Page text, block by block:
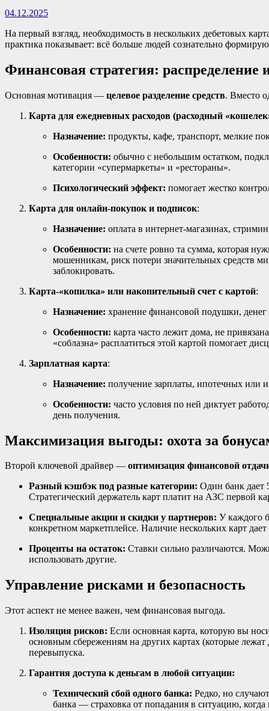
04.12.2025
На первый взгляд, необходимость в нескольких дебетовых
практика показывает: всё больше людей сознательно
Финансовая стратегия: распределение
Основная мотивация — целевое разделение средств. Вместо
Карта для ежедневных расходов (расходный
Назначение: продукты, кафе, транспорт, мелкие
Особенности: обычно с небольшим остатком,
категории «супермаркеты» и «рестораны».
Психологический эффект: помогает жестко
Карта для онлайн-покупок и подписок:
Назначение: оплата в интернет-магазинах,
Особенности: на счете ровно та сумма, которая
мошенникам, риск потери значительных средств
заблокировать.
Карта-«копилка» или накопительный счет с картой:
Назначение: хранение финансовой подушки,
Особенности: карта часто лежит дома, не
«соблазна» расплатиться этой картой помогает
Зарплатная карта:
Назначение: получение зарплаты, ипотечных или
Особенности: часто условия по ней диктует
день получения.
Максимизация выгоды: охота за
Второй ключевой драйвер — оптимизация финансовой
Разный кэшбэк под разные категории: Один банк дает
Стратегический держатель карт платит на АЗС первой
Специальные акции и скидки у партнеров: У каждого
конкретном маркетплейсе. Наличие нескольких карт
Проценты на остаток: Ставки сильно различаются.
использовать другие.
Управление рисками и безопасность
Этот аспект не менее важен, чем финансовая выгода.
Изоляция рисков: Если основная карта, которую вы
основным сбережениям на других картах (которые лежат
перевыпуска.
Гарантия доступа к деньгам в любой ситуации:
Технический сбой одного банка: Редко, но
банка — страховка от попадания в ситуацию,